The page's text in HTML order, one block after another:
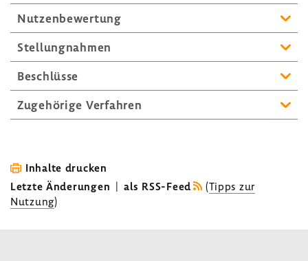
Nutzen­be­wer­tung
Stel­lung­nahmen
Beschlüsse
Zuge­hö­rige Verfahren
Inhalte drucken
Letzte Änderungen | als RSS-Feed (Tipps zur
Nutzung)